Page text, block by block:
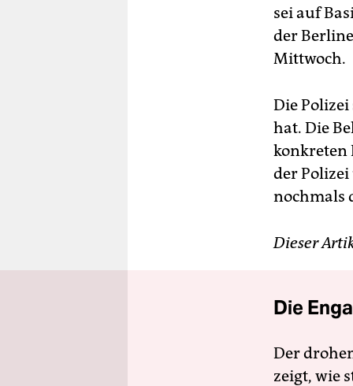
sei auf
der
Mittwoch.
Die
hat. Die
konkreten
der
nochmals
Dieser
Die
Der
zeigt, wie